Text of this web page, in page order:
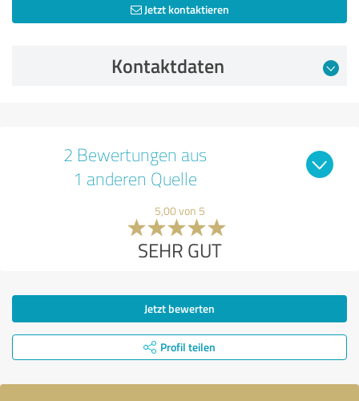
Jetzt kontaktieren
Kontaktdaten
2 Bewertungen aus
1 anderen Quelle
5,00 von 5
SEHR GUT
Jetzt bewerten
Profil teilen